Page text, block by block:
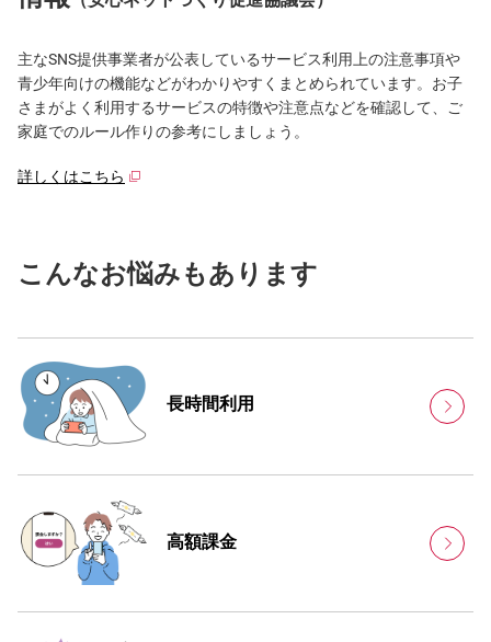
主なSNS提供事業者が公表しているサービス利用上の注意事項や
青少年向けの機能などがわかりやすくまとめられています。お子
さまがよく利用するサービスの特徴や注意点などを確認して、ご
家庭でのルール作りの参考にしましょう。
詳しくはこちら
こんなお悩みもあります
長時間利用
高額課金